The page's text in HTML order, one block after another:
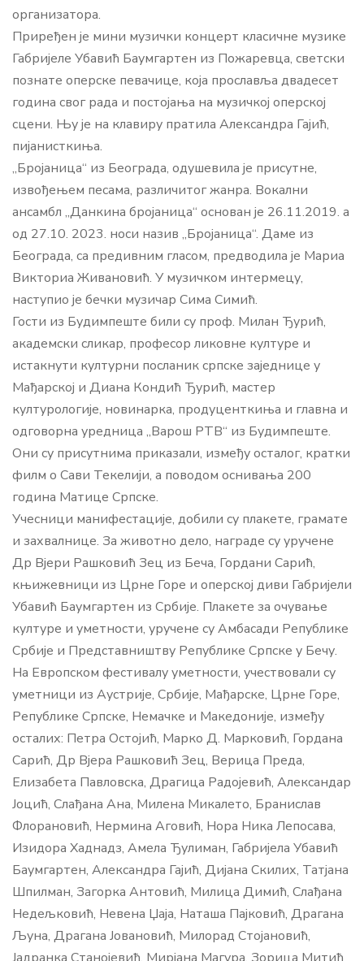
организатора.
Приређен је мини музички концерт класичне музике
Габријеле Убавић Баумгартен из Пожаревца, светски
познате оперске певачице, која прославља двадесет
година свог рада и постојања на музичкој оперској
сцени. Њу је на клавиру пратила Александра Гајић,
пијанисткиња.
„Бројаница“ из Београда, одушевила је присутне,
извођењем песама, различитог жанра. Вокални
ансамбл „Данкина бројаница“ основан је 26.11.2019. а
од 27.10. 2023. носи назив „Бројаница“. Даме из
Београда, са предивним гласом, предводила је Мариа
Викториа Живановић. У музичком интермецу,
наступио је бечки музичар Сима Симић.
Гости из Будимпеште били су проф. Милан Ђурић,
академски сликар, професор ликовне културе и
истакнути културни посланик српске заједнице у
Мађарској и Диана Кондић Ђурић, мастер
културологије, новинарка, продуценткиња и главна и
одговорна уредница „Варош РТВ“ из Будимпеште.
Они су присутнима приказали, између осталог, кратки
филм о Сави Текелији, а поводом оснивања 200
година Матице Српске.
Учесници манифестације, добили су плакете, грамате
и захвалнице. За животно дело, награде су уручене
Др Вјери Рашковић Зец из Беча, Гордани Сарић,
књижевници из Црне Горе и оперској диви Габријели
Убавић Баумгартен из Србије. Плакете за очување
културе и уметности, уручене су Амбасади Републике
Србије и Представништву Републике Српске у Бечу.
На Европском фестивалу уметности, учествовали су
уметници из Аустрије, Србије, Мађарске, Црне Горе,
Републике Српске, Немачке и Македоније, између
осталих: Петра Остојић, Марко Д. Марковић, Гордана
Сарић, Др Вјера Рашковић Зец, Верица Преда,
Елизабета Павловска, Драгица Радојевић, Александар
Јоцић, Слађана Ана, Милена Микалето, Бранислав
Флорановић, Нермина Аговић, Нора Ника Лепосава,
Изидора Хаднадз, Амела Ђулиман, Габријела Убавић
Баумгартен, Александра Гајић, Дијана Скилих, Татјана
Шпилман, Загорка Антовић, Милица Димић, Слађана
Недељковић, Невена Џаја, Наташа Пајковић, Драгана
Љуна, Драгана Јовановић, Милорад Стојановић,
Јадранка Станојевић, Мирјана Магура, Зорица Митић